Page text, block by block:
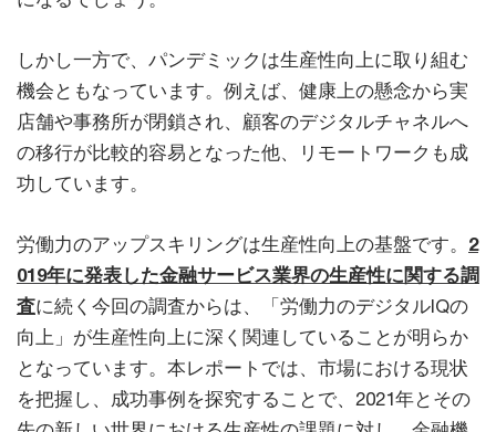
しかし一方で、パンデミックは生産性向上に取り組む
機会ともなっています。例えば、健康上の懸念から実
店舗や事務所が閉鎖され、顧客のデジタルチャネルへ
の移行が比較的容易となった他、リモートワークも成
功しています。
労働力のアップスキリングは生産性向上の基盤です。 2
019年に発表した金融サービス業界の生産性に関する調
査に続く今回の調査からは、「労働力のデジタルIQの
向上」が生産性向上に深く関連していることが明らか
となっています。本レポートでは、市場における現状
を把握し、成功事例を探究することで、2021年とその